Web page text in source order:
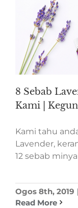
8 Sebab
Kami |
Kami tahu
Lavender,
12 sebab
Ogos 8th, 2019
Read More